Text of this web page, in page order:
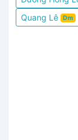
Quang Lê Dm